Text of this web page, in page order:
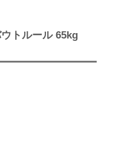
トルール 65kg